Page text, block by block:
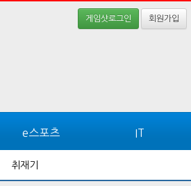
게임샷로그인 회원가입
e스포츠 IT
취재기